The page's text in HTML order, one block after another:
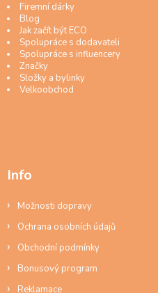
Firemní dárky
Blog
Jak začít být ECO
Spolupráce s dodavateli
Spolupráce s influencery
Značky
Složky a bylinky
Velkoobchod
Info
Možnosti dopravy
Ochrana osobních údajů
Obchodní podmínky
Bonusový program
Reklamace